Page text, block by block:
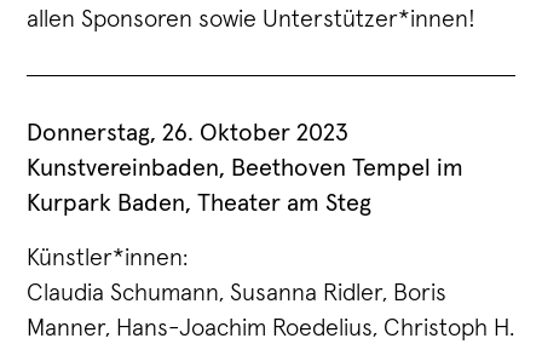
allen Sponsoren sowie Unterstützer*innen!
Donnerstag, 26. Oktober 2023
Kunstvereinbaden, Beethoven Tempel im
Kurpark Baden, Theater am Steg
Künstler*innen:
Claudia Schumann, Susanna Ridler, Boris
Manner, Hans-Joachim Roedelius, Christoph H.